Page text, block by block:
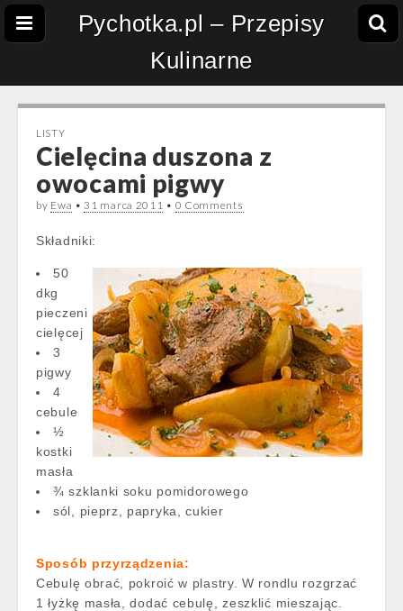
Pychotka.pl – Przepisy
Kulinarne
LISTY
Cielęcina duszona z
owocami pigwy
by Ewa •31 marca 2011 • 0 Comments
Składniki:
50
dkg
pieczeni
cielęcej
3
pigwy
4
cebule
½
kostki
masła
¾ szklanki soku pomidorowego
sól, pieprz, papryka, cukier
Sposób przyrządzenia:
Cebulę obrać, pokroić w plastry. W rondlu rozgrzać
1 łyżkę masła, dodać cebulę, zeszklić mieszając.